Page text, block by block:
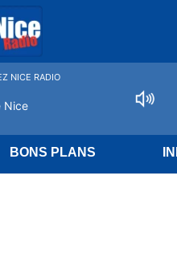
BONS PLANS
NICE RADIO
Nice